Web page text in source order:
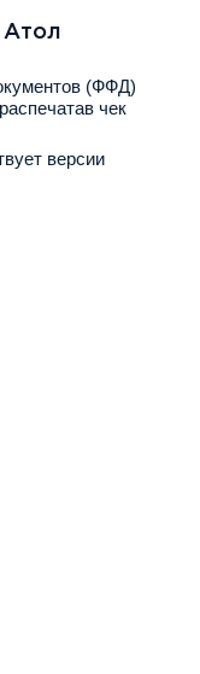
Атол
(ФФД)
чек
версии